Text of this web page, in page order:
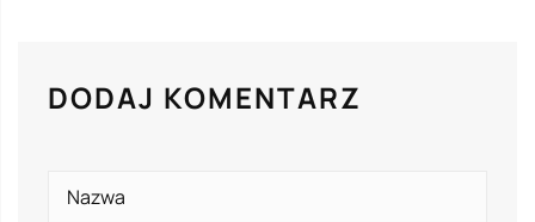
DODAJ KOMENTARZ